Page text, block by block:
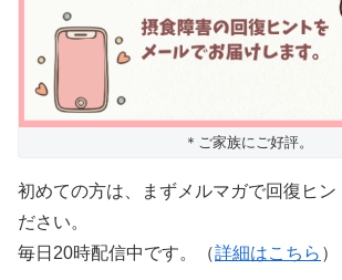
＊ご家族にご好評。
初めての方は、まずメルマガで回復ヒン
ださい。
毎日20時配信中です。（詳細はこちら ）